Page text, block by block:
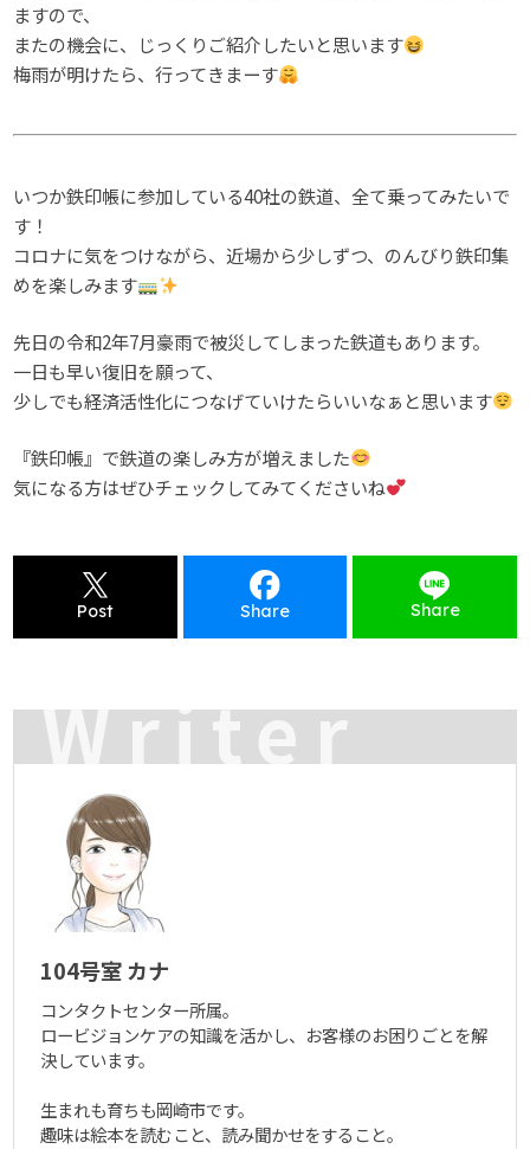
ますので、
またの機会に、じっくりご紹介したいと思います
梅雨が明けたら、行ってきまーす
いつか鉄印帳に参加している40社の鉄道、全て乗ってみたいで
す！
コロナに気をつけながら、近場から少しずつ、のんびり鉄印集
めを楽しみます
先日の令和2年7月豪雨で被災してしまった鉄道もあります。
一日も早い復旧を願って、
少しでも経済活性化につなげていけたらいいなぁと思います
『鉄印帳』で鉄道の楽しみ方が増えました
気になる方はぜひチェックしてみてくださいね
Post Share Share
Writer
104号室 カナ
コンタクトセンター所属。
ロービジョンケアの知識を活かし、お客様のお困りごとを解
決しています。
生まれも育ちも岡崎市です。
趣味は絵本を読むこと、読み聞かせをすること。